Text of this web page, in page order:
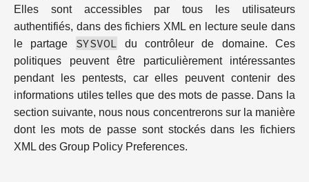
Elles sont accessibles par tous les utilisateurs
authentifiés, dans des fichiers XML en lecture seule dans
le partage SYSVOL du contrôleur de domaine. Ces
politiques peuvent être particulièrement intéressantes
pendant les pentests, car elles peuvent contenir des
informations utiles telles que des mots de passe. Dans la
section suivante, nous nous concentrerons sur la manière
dont les mots de passe sont stockés dans les fichiers
XML des Group Policy Preferences.